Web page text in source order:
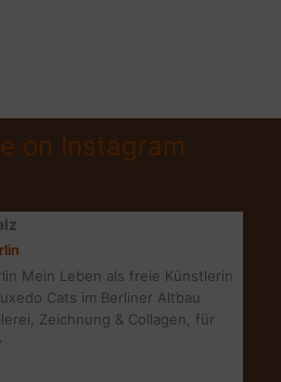
on Instagram
Mein Leben als freie Künstlerin
Tuxedo Cats im Berliner Altbau
Zeichnung & Collagen, für